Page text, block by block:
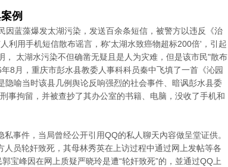
例
蓝藻爆发太湖污染，发送百余条短信，被警方以违反《治
利用手机短信散布谣言，称'太湖水致癌物超标200倍'，引起
太湖水污染不但确凿无疑且是人为灾难，但是该市民"散布
8月，重庆市彭水县教委人事科科员秦中飞填了一首《沁园
隐喻当时该县几例舆论反响强烈的社会事件、暗讽彭水县委
事拘留，并被查抄了其办公室的书籍、电脑，没收了手机和
事件，当局曾经公开引用QQ的私人聊天內容做呈堂证供。
员轮奸致死，其母林秀英在上访过程中通过网上发帖等各
宝峰因在网上质疑严晓玲是遭“轮奸致死”的，並通过QQ上